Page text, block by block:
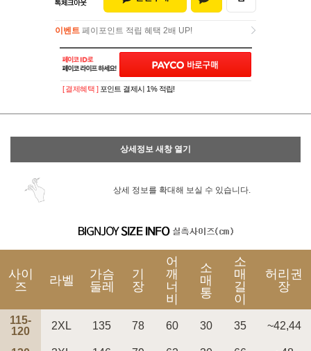
이벤트 페이포인트 적립 혜택 2배 UP!
이벤트페이포인트 적립 혜택 2배 UP!
[ 결제혜택 ] 포인트 결제시 1% 적립!
상세정보 새창 열기
상세 정보를 확대해 보실 수 있습니다.
사이
즈
라벨
가슴
둘레
기
장
어
깨
너
비
소
매
통
소
매
길
이
허리권
장
115-
120
2XL 135 78 60 30 35 ~42,44